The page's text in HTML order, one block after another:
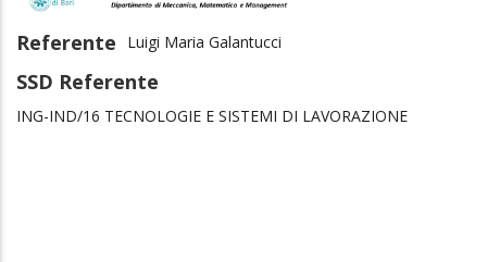
Referente Luigi Maria Galantucci
SSD Referente
ING-IND/16 TECNOLOGIE E SISTEMI DI LAVORAZIONE